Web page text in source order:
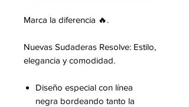
Marca la diferencia 🔥.
Nuevas Sudaderas Resolve: Estilo,
elegancia y comodidad.
Diseño especial con línea
negra bordeando tanto la